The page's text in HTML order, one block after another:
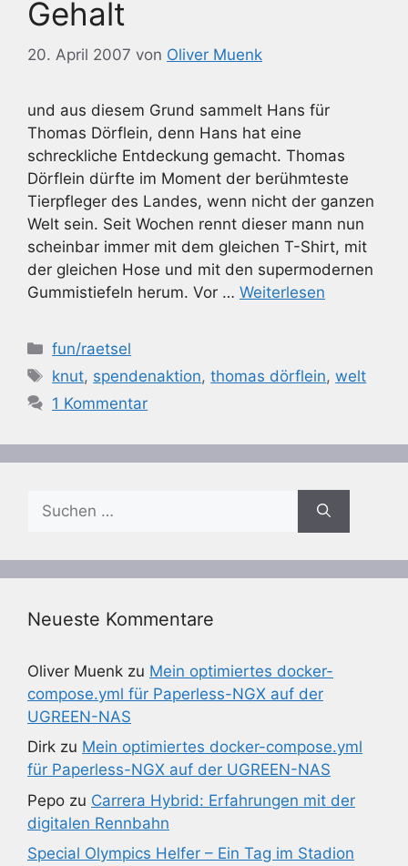
Gehalt
20. April 2007 von Oliver Muenk
und aus diesem Grund sammelt Hans für
Thomas Dörflein, denn Hans hat eine
schreckliche Entdeckung gemacht. Thomas
Dörflein dürfte im Moment der berühmteste
Tierpfleger des Landes, wenn nicht der ganzen
Welt sein. Seit Wochen rennt dieser mann nun
scheinbar immer mit dem gleichen T-Shirt, mit
der gleichen Hose und mit den supermodernen
Gummistiefeln herum. Vor … Weiterlesen
Kategorien
fun/raetsel
Schlagwörter
knut, spendenaktion,thomas dörflein,welt
1 Kommentar
nach:
Neueste Kommentare
Oliver Muenk zu Mein optimiertes docker-
compose.yml für Paperless-NGX auf der
UGREEN-NAS
Dirk zu Mein optimiertes docker-compose.yml
für Paperless-NGX auf der UGREEN-NAS
Pepo zu Carrera Hybrid: Erfahrungen mit der
digitalen Rennbahn
Special Olympics Helfer – Ein Tag im Stadion